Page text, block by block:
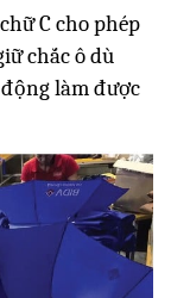
C cho phép
chắc ô dù
làm được